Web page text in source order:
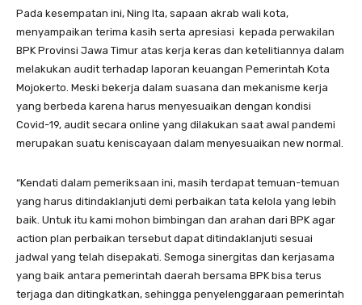
Pada kesempatan ini, Ning Ita, sapaan akrab wali kota,
menyampaikan terima kasih serta apresiasi kepada perwakilan
BPK Provinsi Jawa Timur atas kerja keras dan ketelitiannya dalam
melakukan audit terhadap laporan keuangan Pemerintah Kota
Mojokerto. Meski bekerja dalam suasana dan mekanisme kerja
yang berbeda karena harus menyesuaikan dengan kondisi
Covid-19, audit secara online yang dilakukan saat awal pandemi
merupakan suatu keniscayaan dalam menyesuaikan new normal.
“Kendati dalam pemeriksaan ini, masih terdapat temuan-temuan
yang harus ditindaklanjuti demi perbaikan tata kelola yang lebih
baik. Untuk itu kami mohon bimbingan dan arahan dari BPK agar
action plan perbaikan tersebut dapat ditindaklanjuti sesuai
jadwal yang telah disepakati. Semoga sinergitas dan kerjasama
yang baik antara pemerintah daerah bersama BPK bisa terus
terjaga dan ditingkatkan, sehingga penyelenggaraan pemerintah